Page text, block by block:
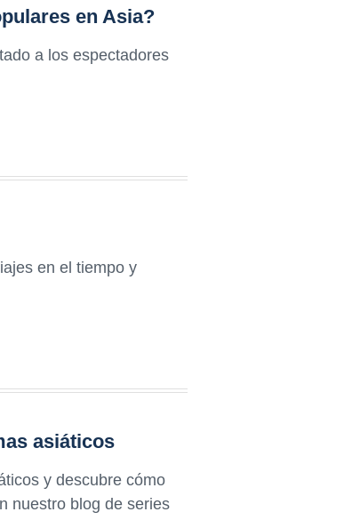
en Asia?
a los espectadores
en el tiempo y
asiáticos
y descubre cómo
nuestro blog de series